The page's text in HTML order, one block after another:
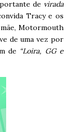
de virada
Tracy e os
Motormouth
de uma vez por
de “Loira, GG e